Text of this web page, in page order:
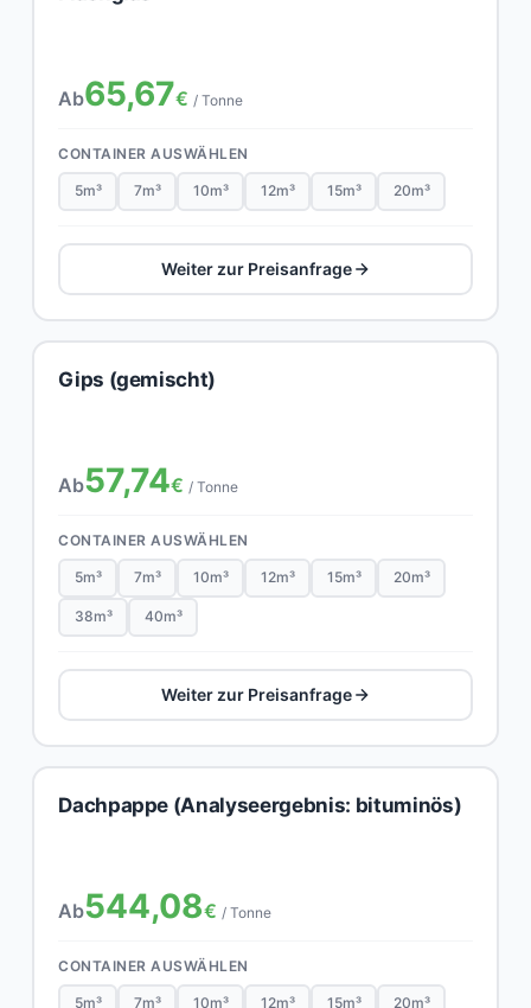
Ab65,67€ / Tonne
CONTAINER AUSWÄHLEN
5m³ 7m³ 10m³ 12m³ 15m³ 20m³
Weiter zur Preisanfrage
Gips (gemischt)
Ab57,74€ / Tonne
CONTAINER AUSWÄHLEN
5m³ 7m³ 10m³ 12m³ 15m³ 20m³
38m³ 40m³
Weiter zur Preisanfrage
Dachpappe (Analyseergebnis: bituminös)
Ab544,08€ / Tonne
CONTAINER AUSWÄHLEN
5m³ 7m³ 10m³ 12m³ 15m³ 20m³